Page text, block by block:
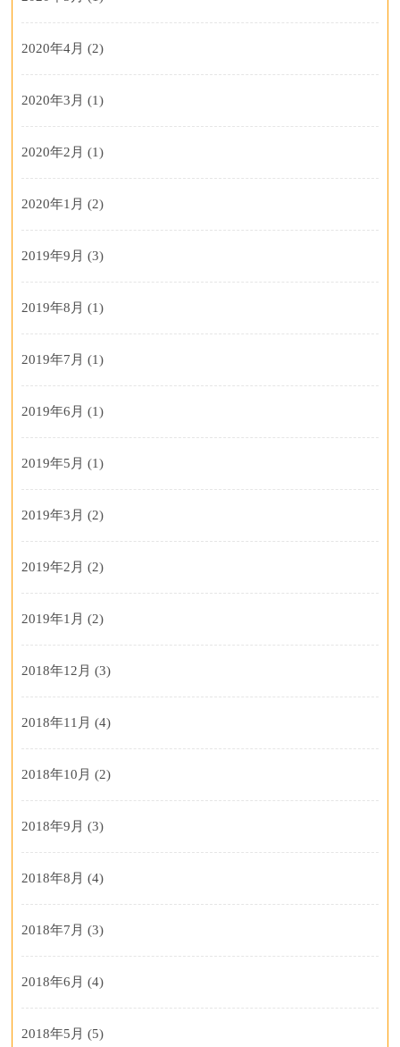
2020年4月 (2)
2020年3月 (1)
2020年2月 (1)
2020年1月 (2)
2019年9月 (3)
2019年8月 (1)
2019年7月 (1)
2019年6月 (1)
2019年5月 (1)
2019年3月 (2)
2019年2月 (2)
2019年1月 (2)
2018年12月 (3)
2018年11月 (4)
2018年10月 (2)
2018年9月 (3)
2018年8月 (4)
2018年7月 (3)
2018年6月 (4)
2018年5月 (5)